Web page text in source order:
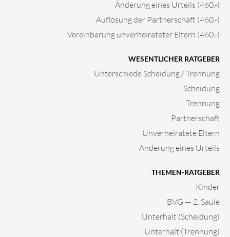
Änderung eines Urteils (460.-)
Auflösung der Partnerschaft (460.-)
Vereinbarung unverheirateter Eltern (460.-)
WESENTLICHER RATGEBER
Unterschiede Scheidung / Trennung
Scheidung
Trennung
Partnerschaft
Unverheiratete Eltern
Änderung eines Urteils
THEMEN-RATGEBER
Kinder
BVG — 2. Saule
Unterhalt (Scheidung)
Unterhalt (Trennung)